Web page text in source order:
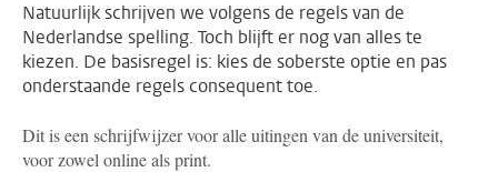
Natuurlijk schrijven we volgens de regels van de
Nederlandse spelling. Toch blijft er nog van alles te
kiezen. De basisregel is: kies de soberste optie en pas
onderstaande regels consequent toe.
Dit is een schrijfwijzer voor alle uitingen van de universiteit,
voor zowel online als print.